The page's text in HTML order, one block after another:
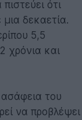
ότι
δεκαετία.
5,5
χρόνια και
ασάφεια του
να προβλέψει